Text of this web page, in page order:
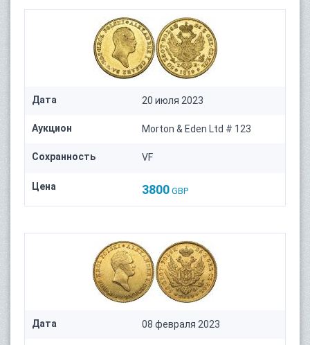
Дата 20 июля 2023
Аукцион Morton & Eden Ltd # 123
Сохранность VF
Цена 3800 GBP
Дата 08 февраля 2023